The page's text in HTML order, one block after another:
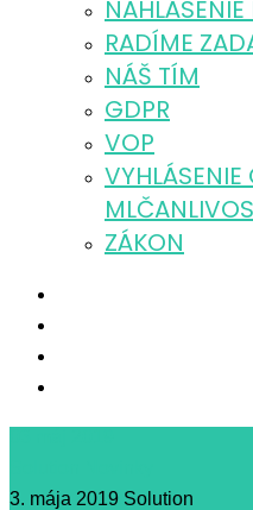
NAHLÁSENIE
RADÍME
NÁŠ TÍM
GDPR
VOP
ZÁKON
3. mája 2019 Solution